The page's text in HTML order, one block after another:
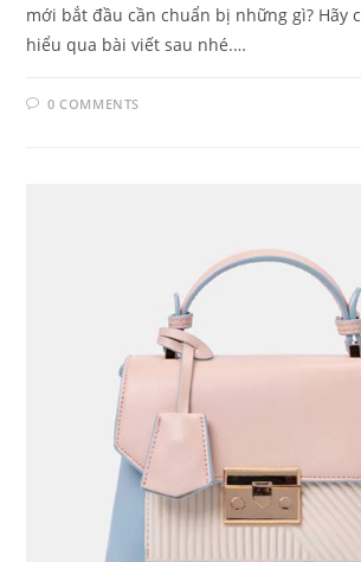
mới bắt đầu cần chuẩn bị những gì? Hãy
hiểu qua bài viết sau nhé.…
0 COMMENTS